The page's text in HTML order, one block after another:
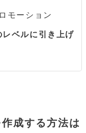
モーション
ベルに引き上げ
成する方法は